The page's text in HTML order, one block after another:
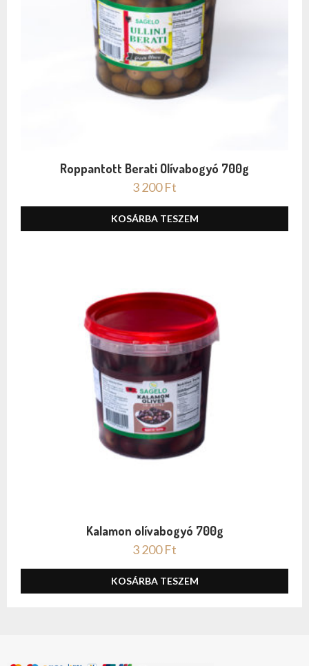
Roppantott Berati Olívabogyó 700g
3 200Ft
KOSÁRBA TESZEM
Kalamon olívabogyó 700g
3 200Ft
KOSÁRBA TESZEM